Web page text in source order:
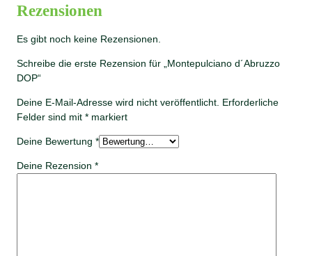
Rezensionen
Es gibt noch keine Rezensionen.
Schreibe die erste Rezension für „Montepulciano d´Abruzzo
DOP“
Deine E-Mail-Adresse wird nicht veröffentlicht. Erforderliche
Felder sind mit * markiert
Deine Bewertung *
Deine Rezension *